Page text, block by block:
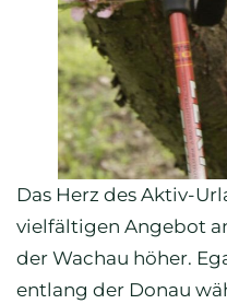
Das Herz des Aktiv-
vielfältigen Angebot
der Wachau höher.
entlang der Donau